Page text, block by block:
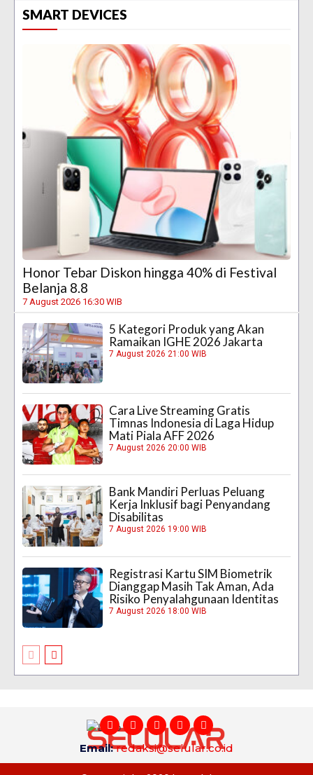
SMART DEVICES
Honor Tebar Diskon hingga 40% di Festival
Belanja 8.8
7 August 2026 16:30 WIB
5 Kategori Produk yang Akan
Ramaikan IGHE 2026 Jakarta
7 August 2026 21:00 WIB
Cara Live Streaming Gratis
Timnas Indonesia di Laga Hidup
Mati Piala AFF 2026
7 August 2026 20:00 WIB
Bank Mandiri Perluas Peluang
Kerja Inklusif bagi Penyandang
Disabilitas
7 August 2026 19:00 WIB
Registrasi Kartu SIM Biometrik
Dianggap Masih Tak Aman, Ada
Risiko Penyalahgunaan Identitas
7 August 2026 18:00 WIB
Email:redaksi@selular.co.id